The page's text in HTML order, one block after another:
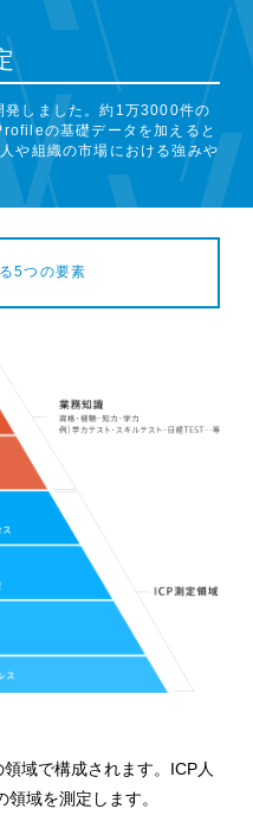
発しました。約1万3000件の
の基礎データを加えると
や組織の市場における強みや
5つの要素
域で構成されます。ICP人
域を測定します。